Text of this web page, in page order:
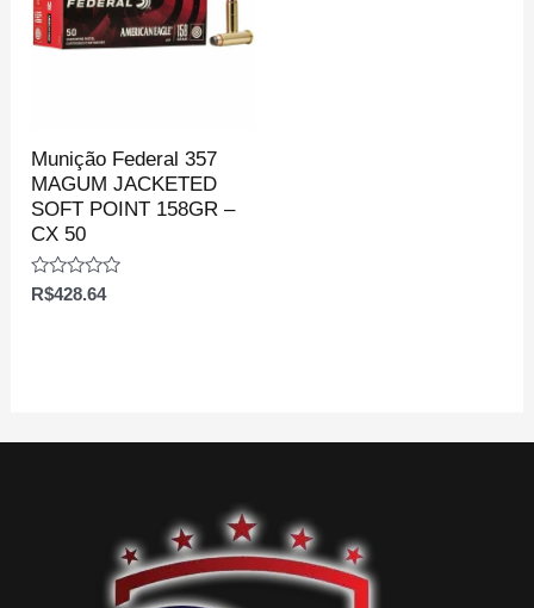
Munição Federal 357
MAGUM JACKETED
SOFT POINT 158GR –
CX 50
Avaliação
R$428.64